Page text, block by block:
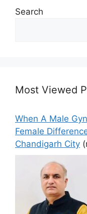
Search
Most Viewed
When A Male
Female
Chandigarh City